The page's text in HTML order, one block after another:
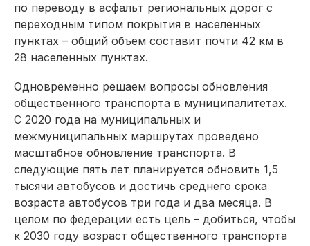
по переводу в асфальт региональных дорог с
переходным типом покрытия в населенных
пунктах – общий объем составит почти 42 км в
28 населенных пунктах.
Одновременно решаем вопросы обновления
общест­венного транспорта в муниципалитетах.
С 2020 года на муниципальных и
межмуниципальных маршрутах проведено
масштабное обновление транспорта. В
следующие пять лет планируется обновить 1,5
тысячи автобусов и достичь среднего срока
возраста автобусов три года и два месяца. В
целом по федерации есть цель – добиться, чтобы
к 2030 году возраст общественного транспорта